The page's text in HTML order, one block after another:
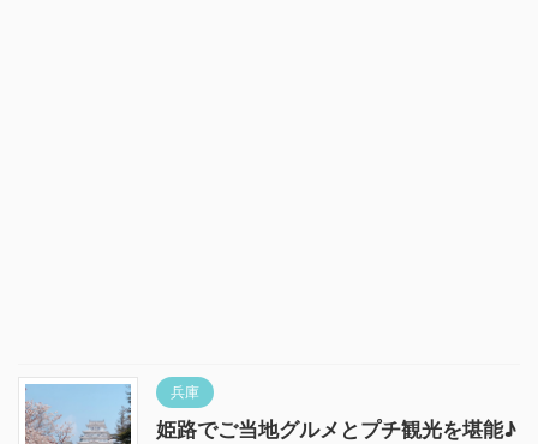
兵庫
姫路でご当地グルメとプチ観光を堪能♪